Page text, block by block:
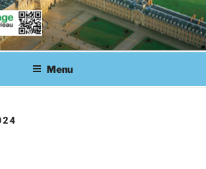
JUMELAGE DE
avec ses villes jumelées
Menu